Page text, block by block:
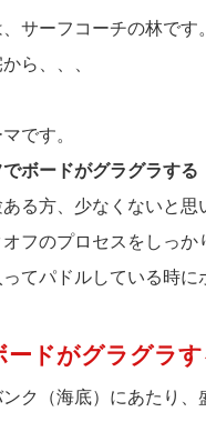
サーフコーチの林です。
ら、、、
です。
ボードがグラグラする
る方、少なくないと思
フのプロセスをしっか
ってパドルしている時に
ードがグラグラ
ンク（海底）にあたり、